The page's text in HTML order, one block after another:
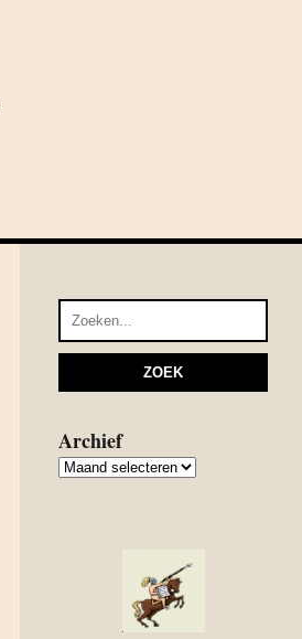
Archief
Archief